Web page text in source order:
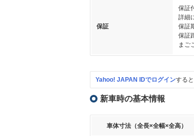
保証
保証
詳細
保証
保証
まご
Yahoo! JAPAN IDでログインする
新車時の基本情報
車体寸法（全長×全幅×全高）